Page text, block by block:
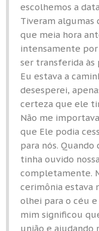
escolhemos a
Tiveram algumas
que meia hora
intensamente
ser transferida às
Eu estava a
desesperei,
certeza que ele
Não me
que Ele podia
para nós.
tinha ouvido
completamente.
cerimônia estava
olhei para o céu
mim significou
união e ajudando